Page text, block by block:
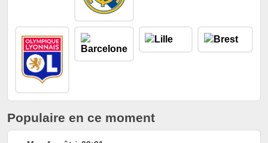
Populaire en ce moment